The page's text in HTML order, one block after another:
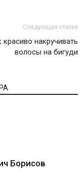
Следующая статья
красиво накручивать
волосы на бигуди
Борисов